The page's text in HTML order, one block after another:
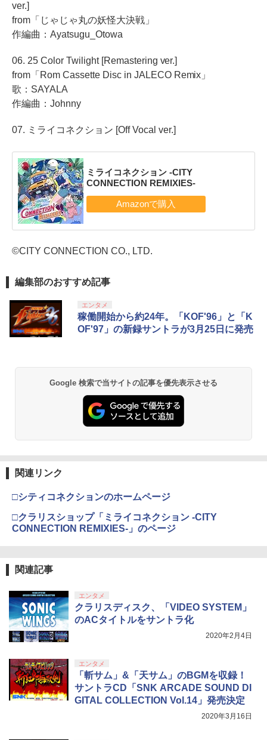
ver.]
from「じゃじゃ丸の妖怪大決戦」
作編曲：Ayatsugu_Otowa
06. 25 Color Twilight [Remastering ver.]
from「Rom Cassette Disc in JALECO Remix」
歌：SAYALA
作編曲：Johnny
07. ミライコネクション [Off Vocal ver.]
ミライコネクション -CITY
CONNECTION REMIXIES-
©CITY CONNECTION CO., LTD.
編集部のおすすめ記事
エンタメ
稼働開始から約24年。「KOF'96」と「K
OF'97」の新録サントラが3月25日に発売
Google 検索で当サイトの記事を優先表示させる
関連リンク
□シティコネクションのホームページ
□クラリスショップ「ミライコネクション -CITY
CONNECTION REMIXIES-」のページ
関連記事
エンタメ
クラリスディスク、「VIDEO SYSTEM」
のACタイトルをサントラ化
2020年2月4日
エンタメ
「斬サム」&「天サム」のBGMを収録！
サントラCD「SNK ARCADE SOUND DI
GITAL COLLECTION Vol.14」発売決定
2020年3月16日